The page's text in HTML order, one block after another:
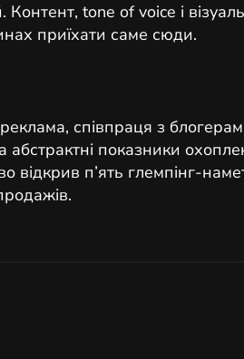
tone of voice і
приїхати саме сюди.
співпраця з
показники
п’ять глемпінг-